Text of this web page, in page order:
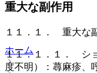
重大な副作用
１１．１． 重大な
１１．１．１． シ
度不明）：蕁麻疹、
ホーム